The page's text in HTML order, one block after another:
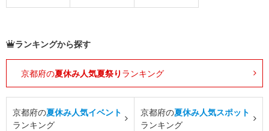
ランキングから探す
京都府の夏休み人気夏祭り ランキング
京都府の夏休み人気イベント
ランキング
京都府の夏休み人気スポット
ランキング